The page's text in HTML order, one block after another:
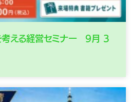
考える経営セミナー 9月 3